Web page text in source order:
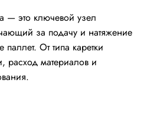
— это ключевой узел
за подачу и натяжение
паллет. От типа каретки
расход материалов и